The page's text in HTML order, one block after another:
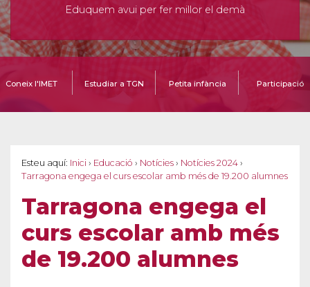
Eduquem avui per fer millor el demà
Coneix l'IMET Estudiar a TGN Petita infància Participació
Esteu aquí: Inici › Educació › Notícies › Notícies 2024 ›
Tarragona engega el curs escolar amb més de 19.200 alumnes
Tarragona engega el
curs escolar amb més
de 19.200 alumnes